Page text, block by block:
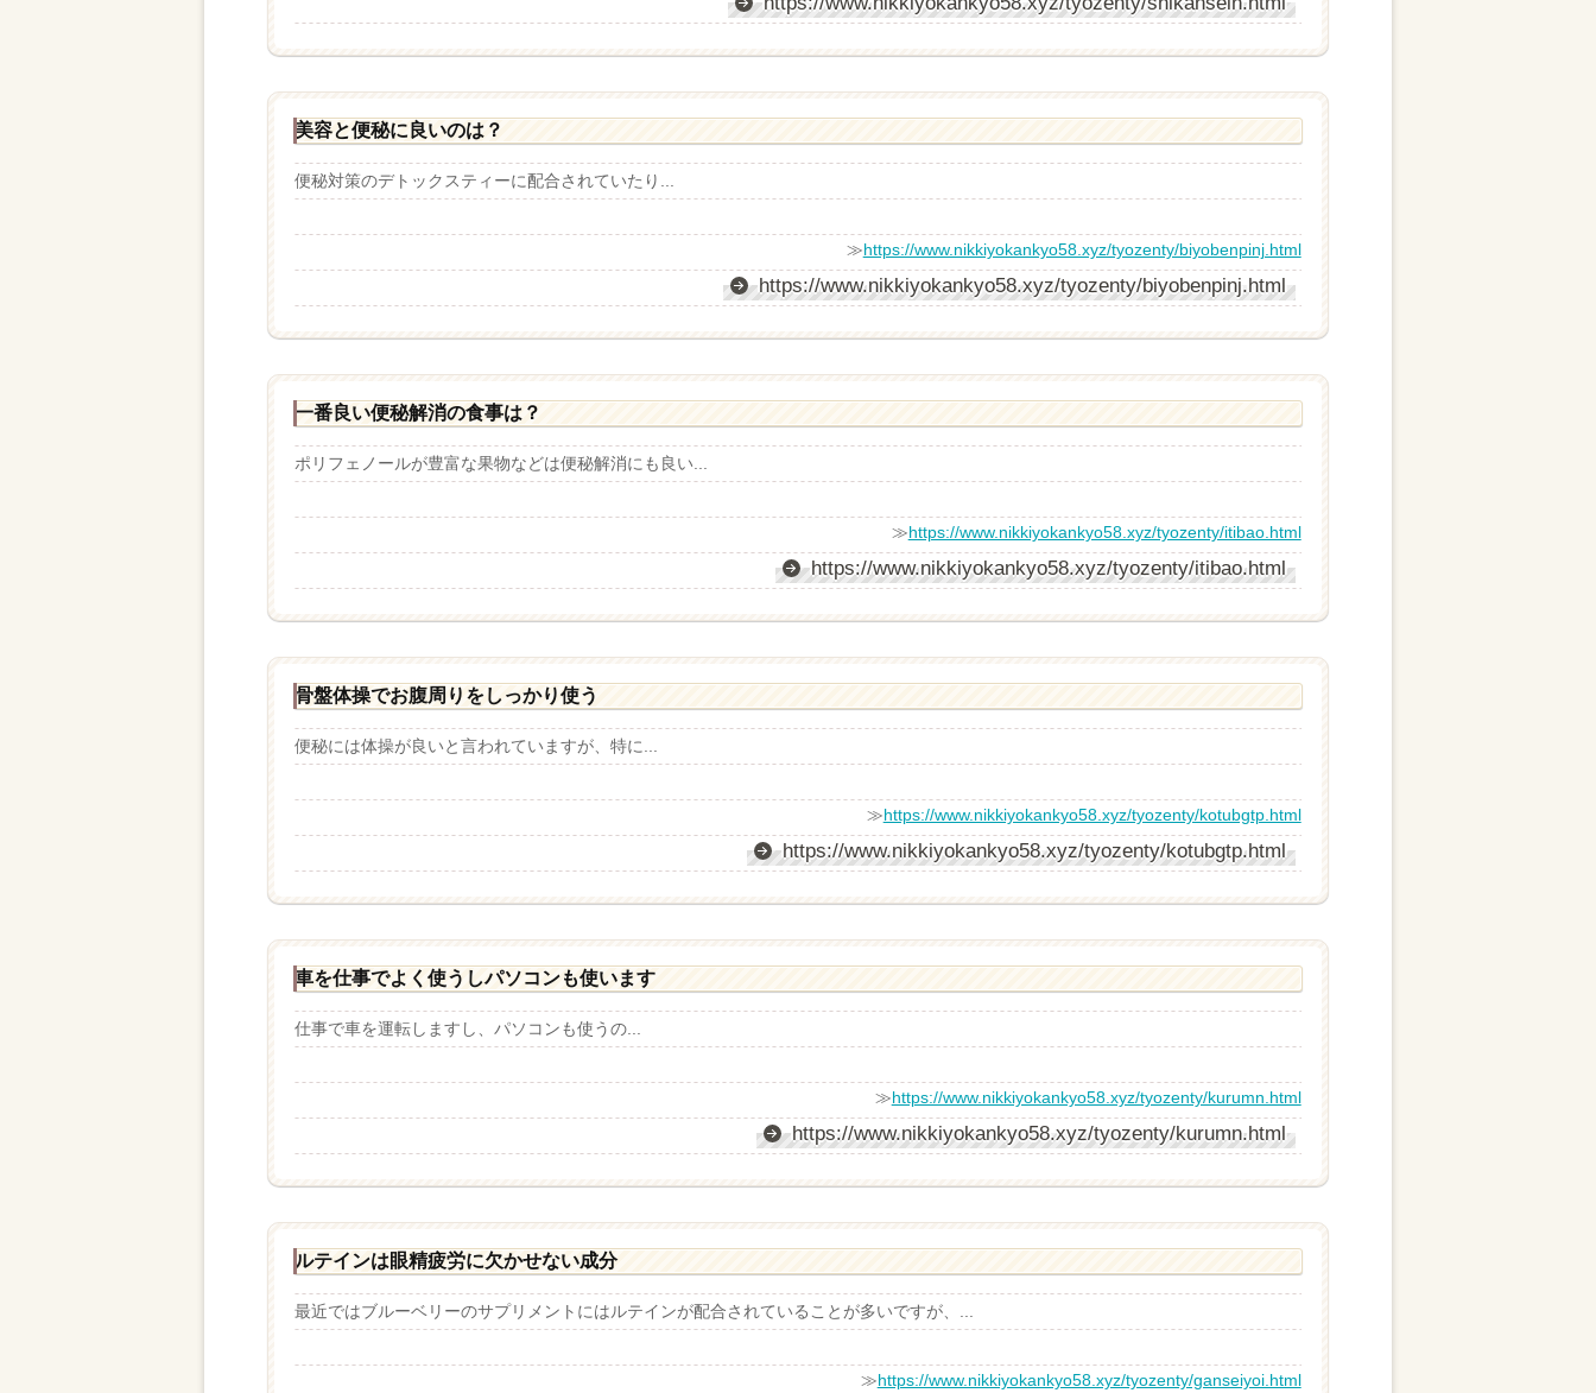
美容と便秘に良いのは？
便秘対策のデトックスティーに配合されていたり...
≫https://www.nikkiyokankyo58.xyz/tyozenty/biyobenpinj.html
https://www.nikkiyokankyo58.xyz/tyozenty/biyobenpinj.html
一番良い便秘解消の食事は？
ポリフェノールが豊富な果物などは便秘解消にも良い...
≫https://www.nikkiyokankyo58.xyz/tyozenty/itibao.html
https://www.nikkiyokankyo58.xyz/tyozenty/itibao.html
骨盤体操でお腹周りをしっかり使う
便秘には体操が良いと言われていますが、特に...
≫https://www.nikkiyokankyo58.xyz/tyozenty/kotubgtp.html
https://www.nikkiyokankyo58.xyz/tyozenty/kotubgtp.html
車を仕事でよく使うしパソコンも使います
仕事で車を運転しますし、パソコンも使うの...
≫https://www.nikkiyokankyo58.xyz/tyozenty/kurumn.html
https://www.nikkiyokankyo58.xyz/tyozenty/kurumn.html
ルテインは眼精疲労に欠かせない成分
最近ではブルーベリーのサプリメントにはルテインが配合されていることが多いですが、...
≫https://www.nikkiyokankyo58.xyz/tyozenty/ganseiyoi.html